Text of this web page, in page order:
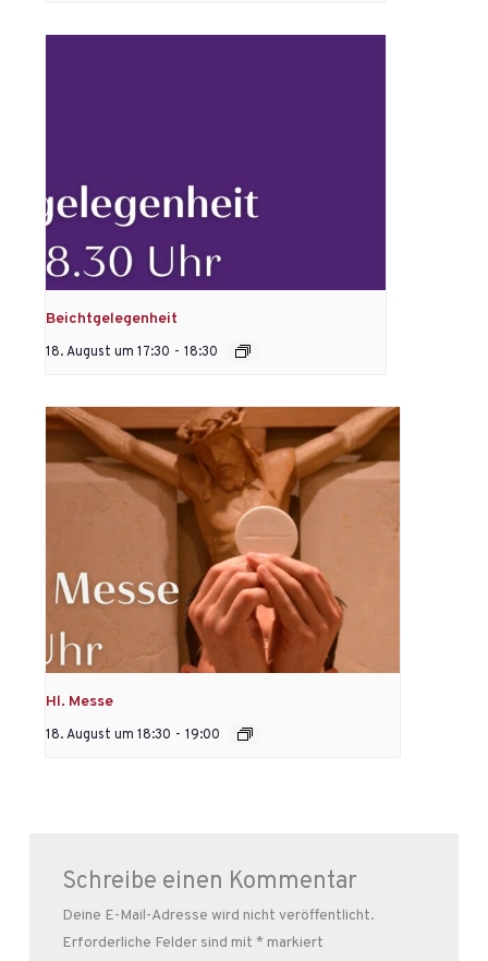
Beichtgelegenheit
18. August um 17:30 - 18:30
Hl. Messe
18. August um 18:30 - 19:00
Schreibe einen Kommentar
Deine E-Mail-Adresse wird nicht veröffentlicht.
Erforderliche Felder sind mit * markiert